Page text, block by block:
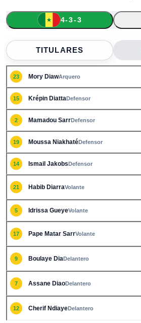
4-3-3
↑
TITULARES
23 Mory DiawArquero
15 Krépin DiattaDefensor
2 Mamadou SarrDefensor
19 Moussa NiakhatéDefensor
14 Ismail JakobsDefensor
21 Habib DiarraVolante
5 Idrissa GueyeVolante
17 Pape Matar SarrVolante
9 Boulaye DiaDelantero
7 Assane DiaoDelantero
12 Cherif NdiayeDelantero